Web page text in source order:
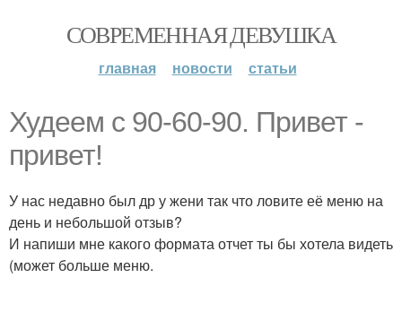
СОВРЕМЕННАЯ ДЕВУШКА
главная новости статьи
Худеем с 90-60-90. Привет -
привет!
У нас недавно был др у жени так что ловите её меню на
день и небольшой отзыв?
И напиши мне какого формата отчет ты бы хотела видеть
(может больше меню.